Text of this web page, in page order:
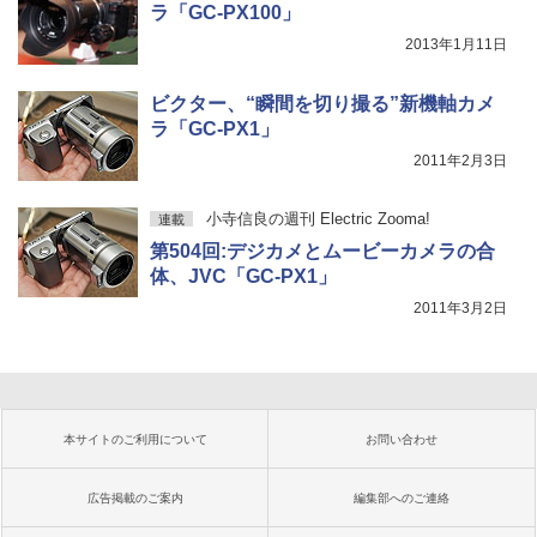
ラ「GC-PX100」
2013年1月11日
ビクター、“瞬間を切り撮る”新機軸カメ
ラ「GC-PX1」
2011年2月3日
連載 小寺信良の週刊 Electric Zooma!
第504回:デジカメとムービーカメラの合
体、JVC「GC-PX1」
2011年3月2日
本サイトのご利用について お問い合わせ
広告掲載のご案内 編集部へのご連絡